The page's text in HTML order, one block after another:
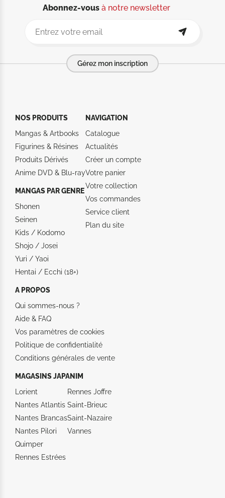
Abonnez-vousà notre newsletter
Gérez mon inscription
NOS PRODUITS
Mangas & Artbooks
Figurines & Résines
Produits Dérivés
Anime DVD & Blu‑ray
MANGAS PAR GENRE
Shonen
Seinen
Kids / Kodomo
Shojo / Josei
Yuri / Yaoi
Hentai / Ecchi (18+)
NAVIGATION
Catalogue
Actualités
Créer un compte
Votre panier
Votre collection
Vos commandes
Service client
Plan du site
A PROPOS
Qui sommes-nous ?
Aide & FAQ
Vos paramètres de cookies
Politique de confidentialité
Conditions générales de vente
MAGASINS JAPANIM
Lorient
Nantes Atlantis
Nantes Brancas
Nantes Pilori
Quimper
Rennes Estrées
Rennes Joffre
Saint-Brieuc
Saint-Nazaire
Vannes